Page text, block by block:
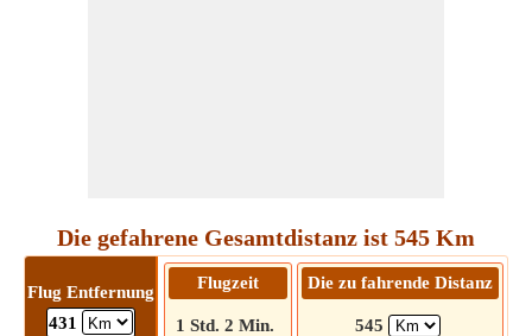
Die gefahrene Gesamtdistanz ist 545 Km
Flug Entfernung
431
Flugzeit
1 Std. 2 Min.
Die zu fahrende Distanz
545